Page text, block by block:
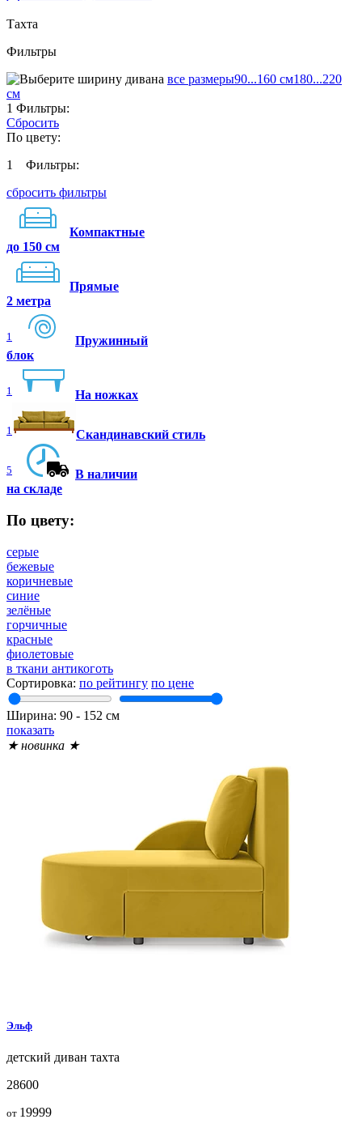
Тахта
Фильтры
все размеры90...160 см180...220
см
1 Фильтры:
Сбросить
По цвету:
1 Фильтры:
сбросить фильтры
Компактные
до 150 см
Прямые
2 метра
1
Пружинный
блок
1 На ножках
1 Скандинавский стиль
5
В наличии
на складе
По цвету:
серые
бежевые
коричневые
синие
зелёные
горчичные
красные
фиолетовые
в ткани антикоготь
Сортировка: по рейтингу по цене
Ширина: 90 ‐ 152 см
показать
★ новинка ★
Эльф
детский диван тахта
28600
от 19999